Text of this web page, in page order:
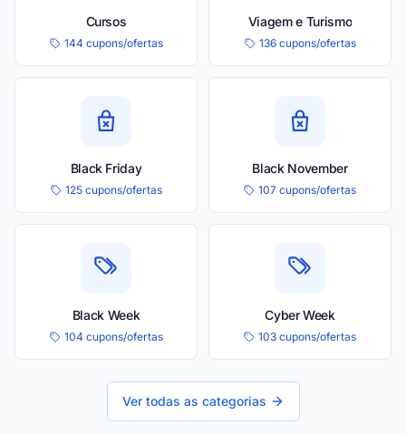
Cursos
144 cupons/ofertas
Viagem e Turismo
136 cupons/ofertas
Black Friday
125 cupons/ofertas
Black November
107 cupons/ofertas
Black Week
104 cupons/ofertas
Cyber Week
103 cupons/ofertas
Ver todas as categorias